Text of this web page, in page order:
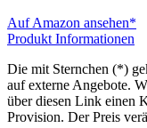
Auf Amazon ansehen*
Produkt Informationen
Die mit Sternchen (*)
auf externe Angebote.
über diesen Link einen
Provision. Der Preis